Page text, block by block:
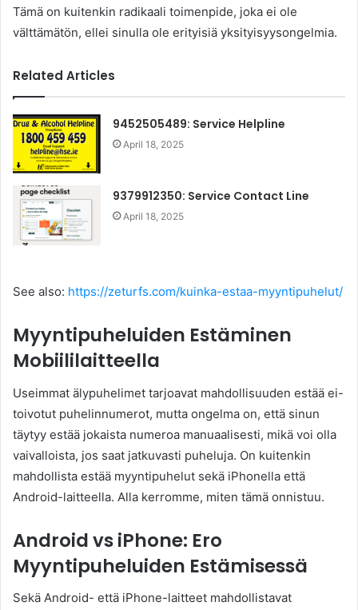
Tämä on kuitenkin radikaali toimenpide, joka ei ole
välttämätön, ellei sinulla ole erityisiä yksityisyysongelmia.
Related Articles
9452505489: Service Helpline
April 18, 2025
9379912350: Service Contact Line
April 18, 2025
See also: https://zeturfs.com/kuinka-estaa-myyntipuhelut/
Myyntipuheluiden Estäminen
Mobiililaitteella
Useimmat älypuhelimet tarjoavat mahdollisuuden estää ei-
toivotut puhelinnumerot, mutta ongelma on, että sinun
täytyy estää jokaista numeroa manuaalisesti, mikä voi olla
vaivalloista, jos saat jatkuvasti puheluja. On kuitenkin
mahdollista estää myyntipuhelut sekä iPhonella että
Android-laitteella. Alla kerromme, miten tämä onnistuu.
Android vs iPhone: Ero
Myyntipuheluiden Estämisessä
Sekä Android- että iPhone-laitteet mahdollistavat